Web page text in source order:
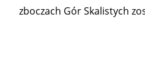
zboczach Gór Skalistych